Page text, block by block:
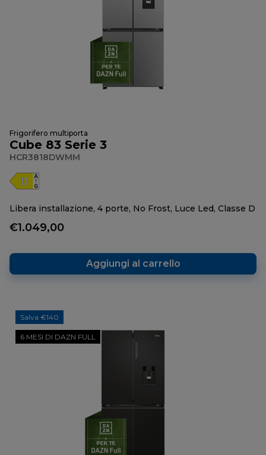
Frigorifero multiporta
Cube 83 Serie 3
HCR3818DWMM
Libera installazione, 4 porte, No Frost, Luce Led, Classe D
€1.049,00
Aggiungi al carrello
Salva €140
6 MESI DI DAZN FULL